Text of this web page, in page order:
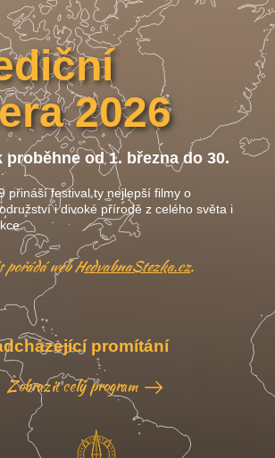
2026
proběhne od 1. března do 30.
přináší festival ty nejlepší filmy o
i divoké přírodě z celého světa i
pořádá webHedvabnaStezka.cz.
promítání
Zobrazit celý program